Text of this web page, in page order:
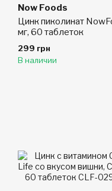
Now Foods
Цинк пиколинат
мг, 60 таблеток
299 грн
В наличии